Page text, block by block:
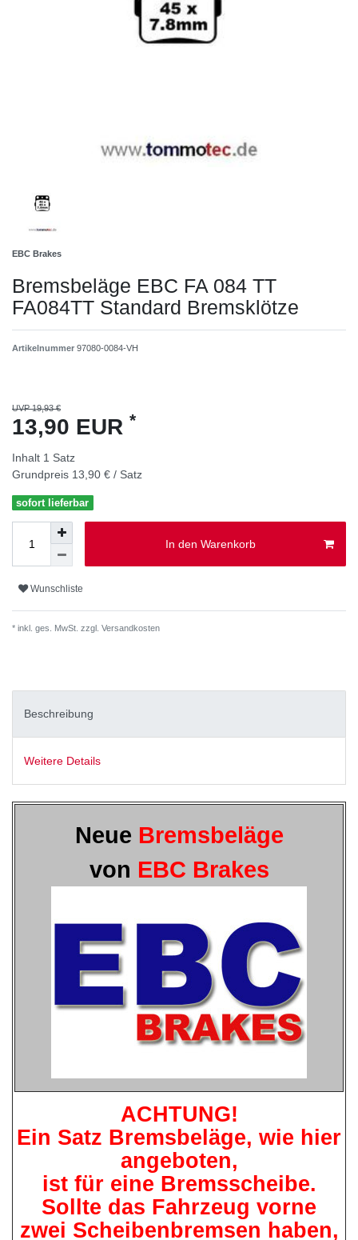
EBC Brakes
Bremsbeläge EBC FA 084 TT
FA084TT Standard Bremsklötze
Artikelnummer 97080-0084-VH
UVP 19,93 €
13,90 EUR *
Inhalt 1 Satz
Grundpreis 13,90 € / Satz
sofort lieferbar
In den Warenkorb
Wunschliste
* inkl. ges. MwSt. zzgl. Versandkosten
Beschreibung
Weitere Details
Neue Bremsbeläge
von EBC Brakes
ACHTUNG!
Ein Satz Bremsbeläge, wie hier
angeboten,
ist für eine Bremsscheibe.
Sollte das Fahrzeug vorne
zwei Scheibenbremsen haben,